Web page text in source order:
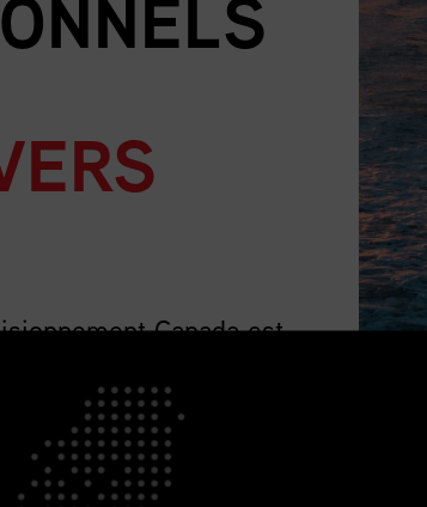
Canada est
ne cesse de croître, et